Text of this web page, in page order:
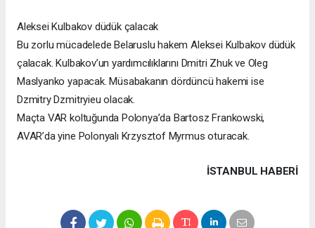
Aleksei Kulbakov düdük çalacak
Bu zorlu mücadelede Belaruslu hakem Aleksei Kulbakov düdük
çalacak. Kulbakov’un yardımcılıklarını Dmitri Zhuk ve Oleg
Maslyanko yapacak. Müsabakanın dördüncü hakemi ise
Dzmitry Dzmitryieu olacak.
Maçta VAR koltuğunda Polonya’da Bartosz Frankowski,
AVAR’da yine Polonyalı Krzysztof Myrmus oturacak.
İSTANBUL HABERİ